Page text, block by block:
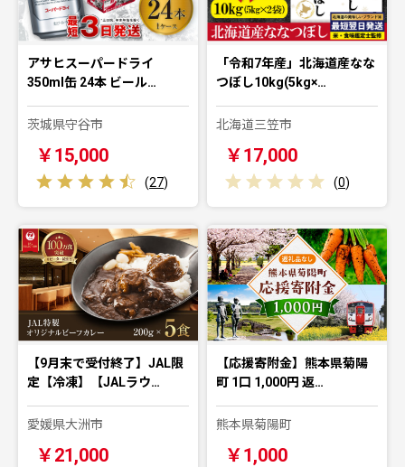
アサヒスーパードライ
350ml缶 24本 ビール…
茨城県守谷市
￥15,000
(27)
「令和7年産」北海道産なな
つぼし10kg(5kg×…
北海道三笠市
￥17,000
(0)
【9月末で受付終了】JAL限
定【冷凍】【JALラウ…
愛媛県大洲市
￥21,000
【応援寄附金】熊本県菊陽
町 1口 1,000円 返…
熊本県菊陽町
￥1,000